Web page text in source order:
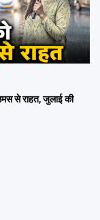
से राहत, जुलाई की